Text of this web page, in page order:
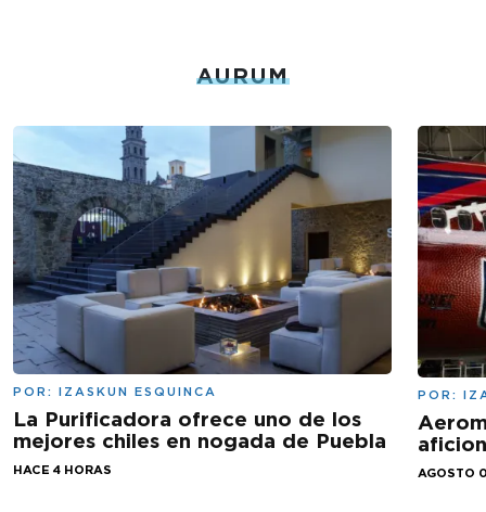
AURUM
POR: IZASKUN ESQUINCA
La Purificadora ofrece uno de los
mejores chiles en nogada de Puebla
HACE 4 HORAS
POR:
AGOSTO